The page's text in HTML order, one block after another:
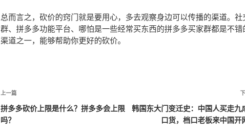
总而言之，砍价的窍门就是要用心，多去观察身边可以传播的渠道。社
群、拼多多功能平台、哪怕是一些经常买东西的拼多多买家群都是不错
渠道之一，能够帮助你更好的砍价。
文
章
导
上
一
篇
上一篇
拼多多砍价上限是什么？拼多多会上限
吗？
韩国东大门变迁史：中国人买走九
口货，档口老板来中国开